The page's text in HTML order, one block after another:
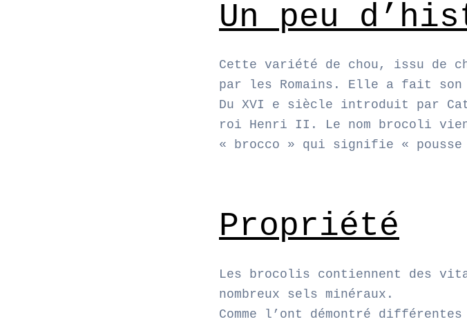
Un peu
Cette variété de chou, issu de
par les Romains. Elle a fait
Du XVI e siècle introduit par
roi Henri II. Le nom brocoli
« brocco » qui signifie « pousse
Propriété
Les brocolis contiennent des
nombreux sels minéraux.
Comme l’ont démontré